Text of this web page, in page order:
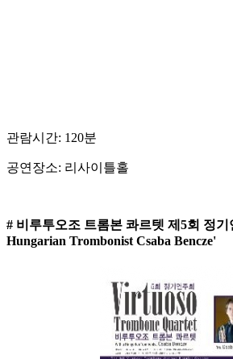
관람시간: 120분
공연장소: 리사이틀홀
# 비루투오조 트롬본 콰르텟 제5회 정
Hungarian Trombonist Csaba Bencze'